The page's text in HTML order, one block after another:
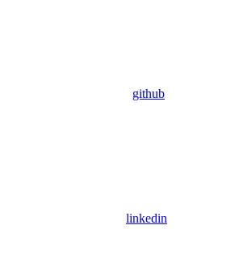
github
linkedin